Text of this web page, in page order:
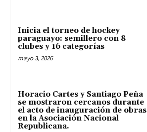
Inicia el torneo de hockey
paraguayo: semillero con 8
clubes y 16 categorías
mayo 3, 2026
Horacio Cartes y Santiago Peña
se mostraron cercanos durante
el acto de inauguración de obras
en la Asociación Nacional
Republicana.